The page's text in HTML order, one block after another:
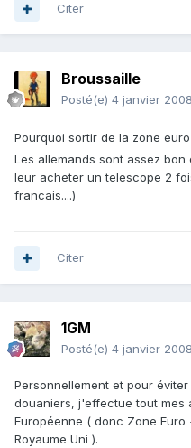
Citer
Broussaille
Posté(e) 4 janvier 2008
Pourquoi sortir de la zone euro
Les allemands sont assez
leur acheter un telescope 2
francais....)
Citer
1GM
Posté(e) 4 janvier 2008
Personnellement et pour
douaniers, j'effectue tout mes
Européenne ( donc Zone
Royaume Uni ).